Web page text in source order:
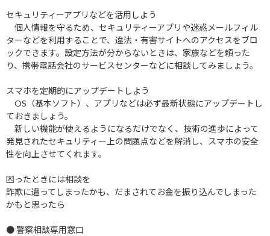
セキュリティーアプリなどを活用しよう
個人情報を守るため、セキュリティーアプリや迷惑メールフィル
ターなどを利用することで、違法・有害サイトへのアクセスをブロ
ックできます。設定方法が分からないときは、家族などを頼った
り、携帯電話会社のサービスセンターなどに相談してみましょう。
スマホを定期的にアップデートしよう
OS（基本ソフト）、アプリなどは必ず最新状態にアップデートし
ておきましょう。
新しい機能が使えるようになるだけでなく、技術の進歩によって
発見されたセキュリティー上の問題点などを解消し、スマホの安全
性を向上させてくれます。
困ったときには相談を
詐欺に遭ってしまったかも、だまされてお金を振り込んでしまった
かもと思ったら
● 警察相談専用窓口